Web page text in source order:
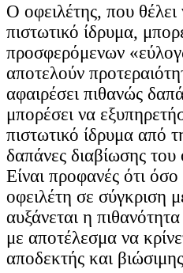
Ο οφειλέτης, που θέλει
πιστωτικό ίδρυμα,
προσφερόμενων
αποτελούν
αφαιρέσει πιθανώς
μπορέσει να
πιστωτικό ίδρυμα από
δαπάνες διαβίωσης του
Είναι προφανές ότι
οφειλέτη σε σύγκριση
αυξάνεται η
με αποτέλεσμα να
αποδεκτής και